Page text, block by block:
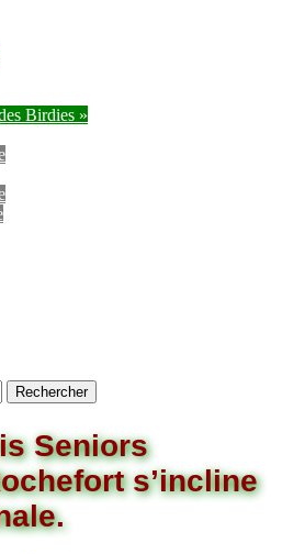
Birdies »
Seniors
s’incline